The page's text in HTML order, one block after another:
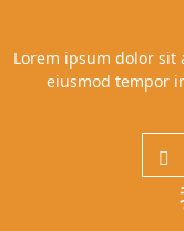
Lorem ipsum dolor sit
eiusmod tempor